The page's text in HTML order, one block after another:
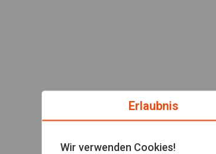
Erlaubnis
Wir verwenden Cookies!